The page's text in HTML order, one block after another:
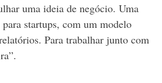
uma ideia de negócio. Uma
startups, com um modelo
Para trabalhar junto com